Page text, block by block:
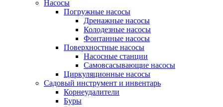
Насосы
Погружные насосы
Дренажные насосы
Колодезные насосы
Фонтанные насосы
Поверхностные насосы
Насосные станции
Самовсасывающие насосы
Циркуляционные насосы
Садовый инструмент и инвентарь
Корнеудалители
Буры